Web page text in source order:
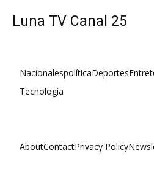
Luna TV Canal 25
NacionalespolíticaDeportes
Tecnologia
AboutContactPrivacy Policy